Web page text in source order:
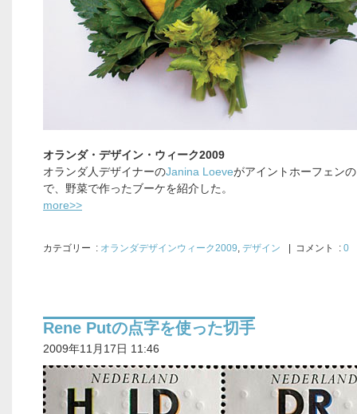
オランダ・デザイン・ウィーク2009
オランダ人デザイナーのJanina Loeveがアイントホーフェンの
で、野菜で作ったブーケを紹介した。
more>>
カテゴリー : オランダデザインウィーク2009, デザイン | コメント : 0
Rene Putの点字を使った切手
2009年11月17日 11:46